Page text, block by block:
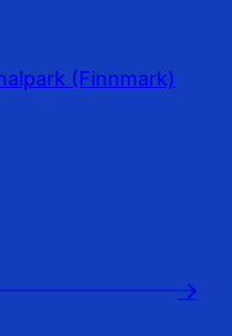
(Finnmark)
→